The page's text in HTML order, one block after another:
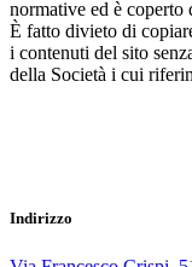
normative ed è coperto
È fatto divieto di
i contenuti del sito
della Società i cui
Indirizzo